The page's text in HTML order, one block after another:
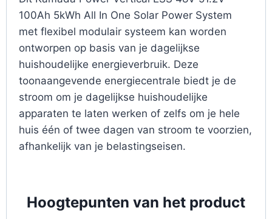
100Ah 5kWh All In One Solar Power System
met flexibel modulair systeem kan worden
ontworpen op basis van je dagelijkse
huishoudelijke energieverbruik. Deze
toonaangevende energiecentrale biedt je de
stroom om je dagelijkse huishoudelijke
apparaten te laten werken of zelfs om je hele
huis één of twee dagen van stroom te voorzien,
afhankelijk van je belastingseisen.
Hoogtepunten van het product